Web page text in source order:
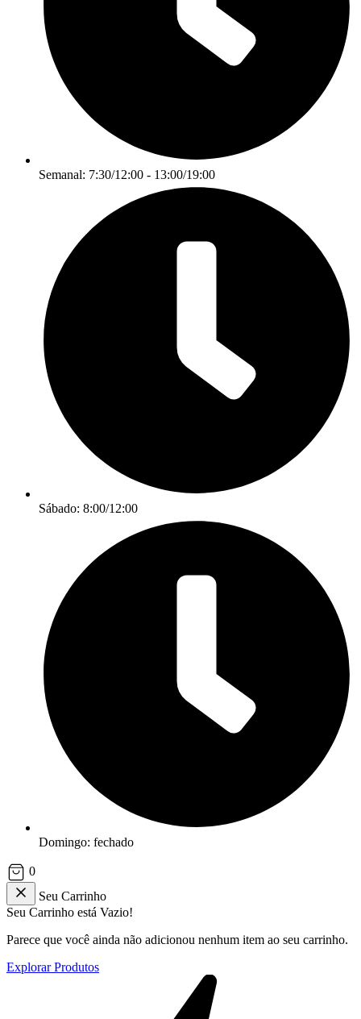
Semanal: 7:30/12:00 - 13:00/19:00
Sábado: 8:00/12:00
Domingo: fechado
0
Seu Carrinho
Seu Carrinho está Vazio!
Parece que você ainda não adicionou nenhum item ao seu carrinho.
Explorar Produtos